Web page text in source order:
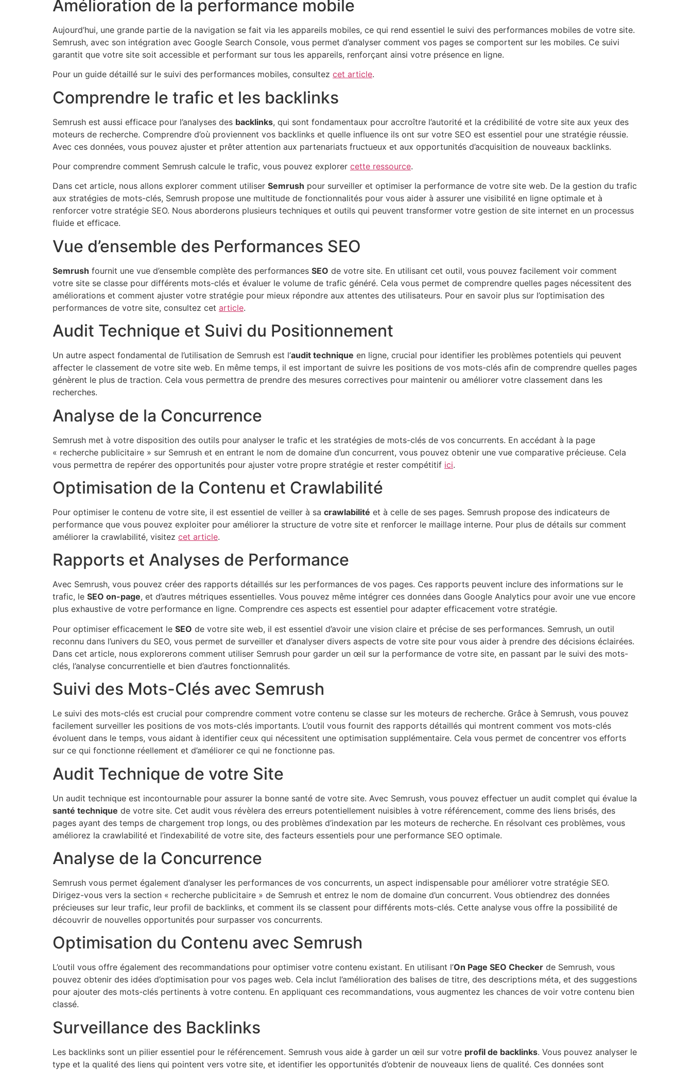
Amélioration de la performance mobile
Aujourd’hui, une grande partie de la navigation se fait via les appareils mobiles, ce qui rend essentiel le suivi des performances mobiles de votre site.
Semrush, avec son intégration avec Google Search Console, vous permet d’analyser comment vos pages se comportent sur les mobiles. Ce suivi
garantit que votre site soit accessible et performant sur tous les appareils, renforçant ainsi votre présence en ligne.
Pour un guide détaillé sur le suivi des performances mobiles, consultez cet article.
Comprendre le trafic et les backlinks
Semrush est aussi efficace pour l’analyses des backlinks, qui sont fondamentaux pour accroître l’autorité et la crédibilité de votre site aux yeux des
moteurs de recherche. Comprendre d’où proviennent vos backlinks et quelle influence ils ont sur votre SEO est essentiel pour une stratégie réussie.
Avec ces données, vous pouvez ajuster et prêter attention aux partenariats fructueux et aux opportunités d’acquisition de nouveaux backlinks.
Pour comprendre comment Semrush calcule le trafic, vous pouvez explorer cette ressource.
Dans cet article, nous allons explorer comment utiliser Semrush pour surveiller et optimiser la performance de votre site web. De la gestion du trafic
aux stratégies de mots-clés, Semrush propose une multitude de fonctionnalités pour vous aider à assurer une visibilité en ligne optimale et à
renforcer votre stratégie SEO. Nous aborderons plusieurs techniques et outils qui peuvent transformer votre gestion de site internet en un processus
fluide et efficace.
Vue d’ensemble des Performances SEO
Semrush fournit une vue d’ensemble complète des performances SEO de votre site. En utilisant cet outil, vous pouvez facilement voir comment
votre site se classe pour différents mots-clés et évaluer le volume de trafic généré. Cela vous permet de comprendre quelles pages nécessitent des
améliorations et comment ajuster votre stratégie pour mieux répondre aux attentes des utilisateurs. Pour en savoir plus sur l’optimisation des
performances de votre site, consultez cet article.
Audit Technique et Suivi du Positionnement
Un autre aspect fondamental de l’utilisation de Semrush est l’audit technique en ligne, crucial pour identifier les problèmes potentiels qui peuvent
affecter le classement de votre site web. En même temps, il est important de suivre les positions de vos mots-clés afin de comprendre quelles pages
génèrent le plus de traction. Cela vous permettra de prendre des mesures correctives pour maintenir ou améliorer votre classement dans les
recherches.
Analyse de la Concurrence
Semrush met à votre disposition des outils pour analyser le trafic et les stratégies de mots-clés de vos concurrents. En accédant à la page
« recherche publicitaire » sur Semrush et en entrant le nom de domaine d’un concurrent, vous pouvez obtenir une vue comparative précieuse. Cela
vous permettra de repérer des opportunités pour ajuster votre propre stratégie et rester compétitif ici.
Optimisation de la Contenu et Crawlabilité
Pour optimiser le contenu de votre site, il est essentiel de veiller à sa crawlabilité et à celle de ses pages. Semrush propose des indicateurs de
performance que vous pouvez exploiter pour améliorer la structure de votre site et renforcer le maillage interne. Pour plus de détails sur comment
améliorer la crawlabilité, visitez cet article.
Rapports et Analyses de Performance
Avec Semrush, vous pouvez créer des rapports détaillés sur les performances de vos pages. Ces rapports peuvent inclure des informations sur le
trafic, le SEO on-page, et d’autres métriques essentielles. Vous pouvez même intégrer ces données dans Google Analytics pour avoir une vue encore
plus exhaustive de votre performance en ligne. Comprendre ces aspects est essentiel pour adapter efficacement votre stratégie.
Pour optimiser efficacement le SEO de votre site web, il est essentiel d’avoir une vision claire et précise de ses performances. Semrush, un outil
reconnu dans l’univers du SEO, vous permet de surveiller et d’analyser divers aspects de votre site pour vous aider à prendre des décisions éclairées.
Dans cet article, nous explorerons comment utiliser Semrush pour garder un œil sur la performance de votre site, en passant par le suivi des mots-
clés, l’analyse concurrentielle et bien d’autres fonctionnalités.
Suivi des Mots-Clés avec Semrush
Le suivi des mots-clés est crucial pour comprendre comment votre contenu se classe sur les moteurs de recherche. Grâce à Semrush, vous pouvez
facilement surveiller les positions de vos mots-clés importants. L’outil vous fournit des rapports détaillés qui montrent comment vos mots-clés
évoluent dans le temps, vous aidant à identifier ceux qui nécessitent une optimisation supplémentaire. Cela vous permet de concentrer vos efforts
sur ce qui fonctionne réellement et d’améliorer ce qui ne fonctionne pas.
Audit Technique de votre Site
Un audit technique est incontournable pour assurer la bonne santé de votre site. Avec Semrush, vous pouvez effectuer un audit complet qui évalue la
santé technique de votre site. Cet audit vous révèlera des erreurs potentiellement nuisibles à votre référencement, comme des liens brisés, des
pages ayant des temps de chargement trop longs, ou des problèmes d’indexation par les moteurs de recherche. En résolvant ces problèmes, vous
améliorez la crawlabilité et l’indexabilité de votre site, des facteurs essentiels pour une performance SEO optimale.
Analyse de la Concurrence
Semrush vous permet également d’analyser les performances de vos concurrents, un aspect indispensable pour améliorer votre stratégie SEO.
Dirigez-vous vers la section « recherche publicitaire » de Semrush et entrez le nom de domaine d’un concurrent. Vous obtiendrez des données
précieuses sur leur trafic, leur profil de backlinks, et comment ils se classent pour différents mots-clés. Cette analyse vous offre la possibilité de
découvrir de nouvelles opportunités pour surpasser vos concurrents.
Optimisation du Contenu avec Semrush
L’outil vous offre également des recommandations pour optimiser votre contenu existant. En utilisant l’On Page SEO Checker de Semrush, vous
pouvez obtenir des idées d’optimisation pour vos pages web. Cela inclut l’amélioration des balises de titre, des descriptions méta, et des suggestions
pour ajouter des mots-clés pertinents à votre contenu. En appliquant ces recommandations, vous augmentez les chances de voir votre contenu bien
classé.
Surveillance des Backlinks
Les backlinks sont un pilier essentiel pour le référencement. Semrush vous aide à garder un œil sur votre profil de backlinks. Vous pouvez analyser le
type et la qualité des liens qui pointent vers votre site, et identifier les opportunités d’obtenir de nouveaux liens de qualité. Ces données sont